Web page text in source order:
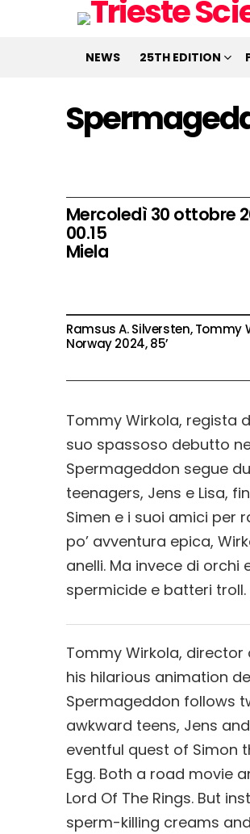
NEWS 25TH EDITION
Mercoledì 30 ottobre
00.15
Miela
Ramsus A. Silversten, Tommy
Norway 2024, 85’
Tommy Wirkola, regista
suo spassoso debutto
Spermageddon segue
teenagers, Jens e Lisa,
Simen e i suoi amici per
po’ avventura epica,
anelli. Ma invece di
spermicide e batteri troll.
Tommy Wirkola, director
his hilarious animation
Spermageddon follows
awkward teens, Jens
eventful quest of Simon
Egg. Both a road movie
Lord Of The Rings. But
sperm-killing creams